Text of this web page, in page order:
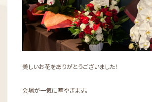
美しいお花をありがとうございました！
会場が一気に華やぎます。